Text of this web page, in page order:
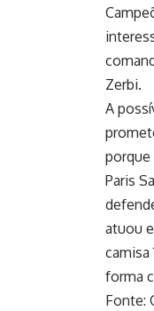
Zerbi.
A
Paris
atuou
camisa
forma
Fonte: